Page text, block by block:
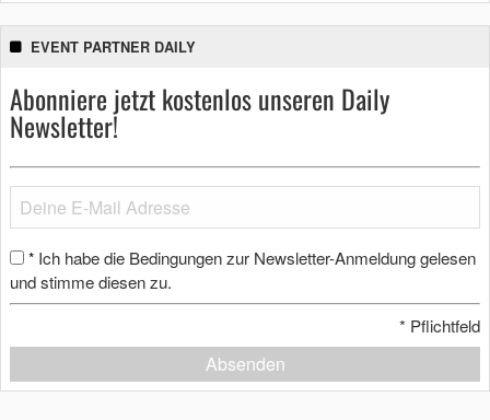
EVENT PARTNER DAILY
Abonniere jetzt kostenlos unseren Daily
Newsletter!
* Ich habe die Bedingungen zur Newsletter-Anmeldung gelesen
und stimme diesen zu.
* Pflichtfeld
Absenden